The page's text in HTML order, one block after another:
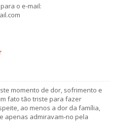
o e-mail:
momento de dor, sofrimento e
fato tão triste para fazer
ao menos a dor da família,
apenas admiravam-no pela